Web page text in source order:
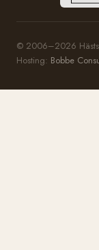
© 2006–2026
Hosting: Bobbe